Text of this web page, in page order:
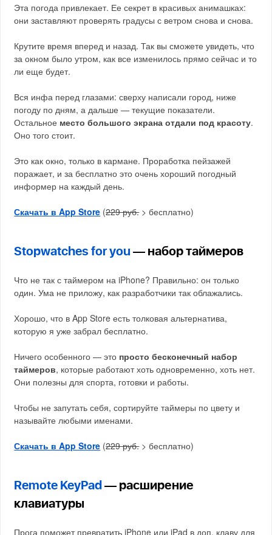
Эта погода привлекает. Ее секрет в красивых анимашках:
они заставляют проверять градусы с ветром снова и снова.
Крутите время вперед и назад. Так вы сможете увидеть, что
за окном было утром, как все изменилось прямо сейчас и то
ли еще будет.
Вся инфа перед глазами: сверху написали город, ниже
погоду по дням, а дальше — текущие показатели.
Остальное место большого экрана отдали под красоту.
Оно того стоит.
Это как окно, только в кармане. Проработка пейзажей
поражает, и за бесплатно это очень хороший погодный
информер на каждый день.
Скачать в App Store (229 руб.> бесплатно)
Stopwatches for you — набор таймеров
Что не так с таймером на iPhone? Правильно: он только
один. Ума не приложу, как разработчики так облажались.
Хорошо, что в App Store есть толковая альтернатива,
которую я уже забрал бесплатно.
Ничего особенного — это просто бесконечный набор
таймеров, которые работают хоть одновременно, хоть нет.
Они полезны для спорта, готовки и работы.
Чтобы не запутать себя, сортируйте таймеры по цвету и
называйте любыми именами.
Скачать в App Store (229 руб.> бесплатно)
Remote KeyPad — расширение
клавиатуры
Прога поможет превратить iPhone или iPad в доп. клаву для